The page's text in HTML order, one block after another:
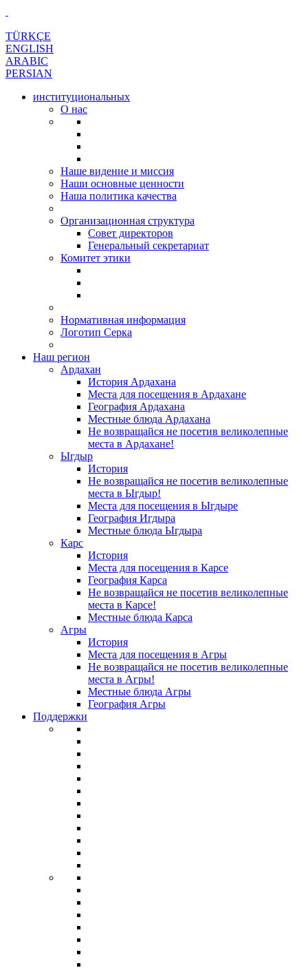
TÜRKÇE
ENGLISH
ARABIC
PERSIAN
институциональных
О нас
Наше видение и миссия
Наши основные ценности
Наша политика качества
Организационная структура
Совет директоров
Генеральный секретариат
Комитет этики
Нормативная информация
Логотип Серка
Наш регион
Ардахан
История Ардахана
Места для посещения в Ардахане
География Ардахана
Местные блюда Ардахана
Не возвращайся не посетив великолепные
места в Ардахане!
Ыгдыр
История
Не возвращайся не посетив великолепные
места в Ыгдыр!
Места для посещения в Ыгдыре
География Игдыра
Местные блюда Ыгдыра
Карс
История
Места для посещения в Карсе
География Карса
Не возвращайся не посетив великолепные
места в Карсе!
Местные блюда Карса
Агры
История
Места для посещения в Агры
Не возвращайся не посетив великолепные
места в Агры!
Местные блюда Агры
География Агры
Поддержки